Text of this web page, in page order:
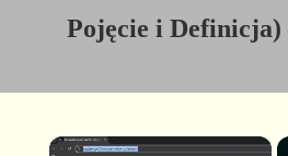
Pojęcie i Definicja)
×